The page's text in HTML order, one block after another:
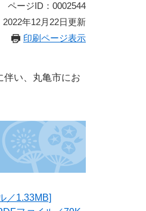
ページID：0002544
2022年12月22日更新
印刷ページ表示
伴い、丸亀市にお
／1.33MB]